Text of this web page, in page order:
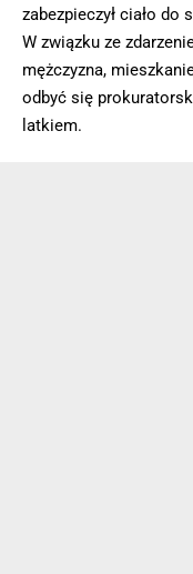
zabezpieczył ciało do
W związku ze
mężczyzna,
odbyć się
latkiem.